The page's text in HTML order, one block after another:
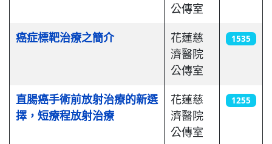
公傳室
癌症標靶治療之簡介
花蓮慈
濟醫院
公傳室
1535
直腸癌手術前放射治療的新選
擇，短療程放射治療
花蓮慈
濟醫院
公傳室
1255